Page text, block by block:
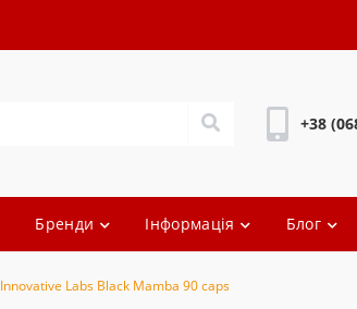
+38
Бренди Інформація Блог
Innovative Labs Black Mamba 90 caps